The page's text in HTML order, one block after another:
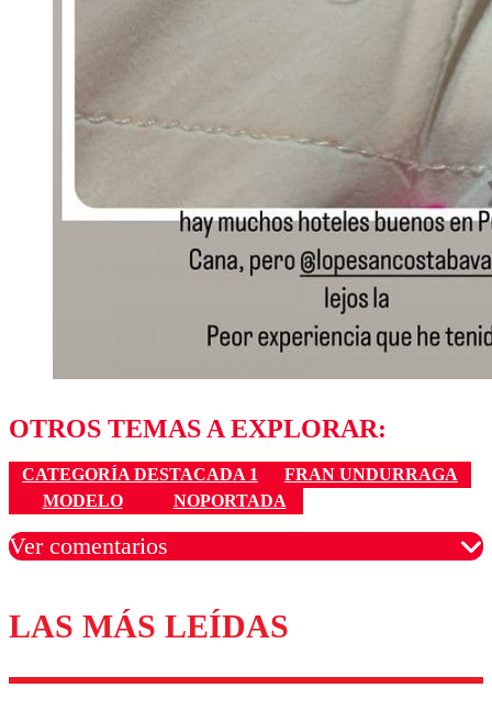
OTROS TEMAS A EXPLORAR:
CATEGORÍA DESTACADA 1
FRAN UNDURRAGA
MODELO
NOPORTADA
Ver comentarios
Los comentarios son moderados para garantizar un
diálogo respetuoso.
LAS MÁS LEÍDAS